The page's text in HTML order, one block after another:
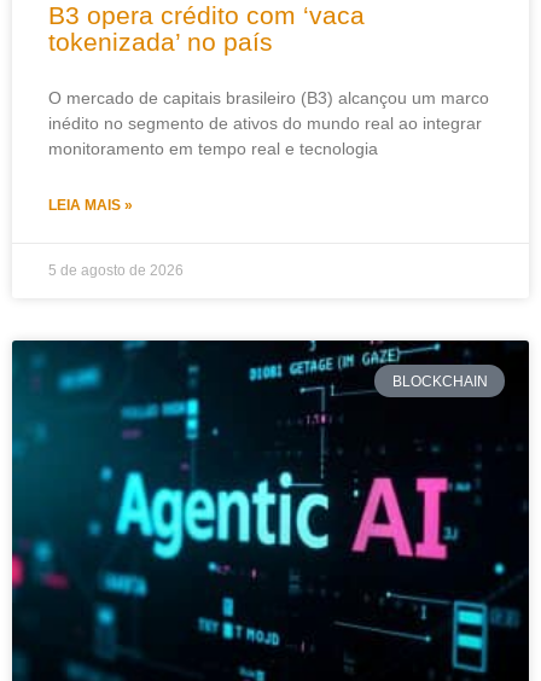
B3 opera crédito com ‘vaca
tokenizada’ no país
O mercado de capitais brasileiro (B3) alcançou um marco
inédito no segmento de ativos do mundo real ao integrar
monitoramento em tempo real e tecnologia
LEIA MAIS »
5 de agosto de 2026
BLOCKCHAIN